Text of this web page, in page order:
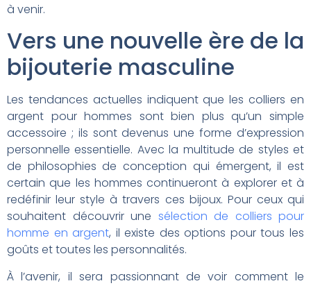
à venir.
Vers une nouvelle ère de la
bijouterie masculine
Les tendances actuelles indiquent que les colliers en
argent pour hommes sont bien plus qu’un simple
accessoire ; ils sont devenus une forme d’expression
personnelle essentielle. Avec la multitude de styles et
de philosophies de conception qui émergent, il est
certain que les hommes continueront à explorer et à
redéfinir leur style à travers ces bijoux. Pour ceux qui
souhaitent découvrir une sélection de colliers pour
homme en argent, il existe des options pour tous les
goûts et toutes les personnalités.
À l’avenir, il sera passionnant de voir comment le